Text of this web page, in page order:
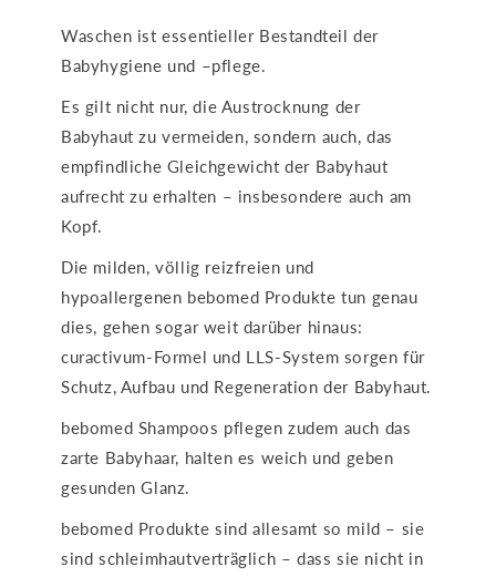
Waschen ist essentieller Bestandteil der
Babyhygiene und –pflege.
Es gilt nicht nur, die Austrocknung der
Babyhaut zu vermeiden, sondern auch, das
empfindliche Gleichgewicht der Babyhaut
aufrecht zu erhalten – insbesondere auch am
Kopf.
Die milden, völlig reizfreien und
hypoallergenen bebomed Produkte tun genau
dies, gehen sogar weit darüber hinaus:
curactivum-Formel und LLS-System sorgen für
Schutz, Aufbau und Regeneration der Babyhaut.
bebomed Shampoos pflegen zudem auch das
zarte Babyhaar, halten es weich und geben
gesunden Glanz.
bebomed Produkte sind allesamt so mild – sie
sind schleimhautverträglich – dass sie nicht in